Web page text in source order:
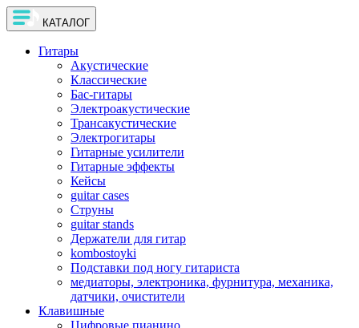
КАТАЛОГ
Гитары
Акустические
Классические
Бас-гитары
Электроакустические
Трансакустические
Электрогитары
Гитарные усилители
Гитарные эффекты
Кейсы
guitar cases
Струны
guitar stands
Держатели для гитар
kombostoyki
Подставки под ногу гитариста
медиаторы, электроника, фурнитура, механика,
датчики, очистители
Клавишные
Цифровые пианино